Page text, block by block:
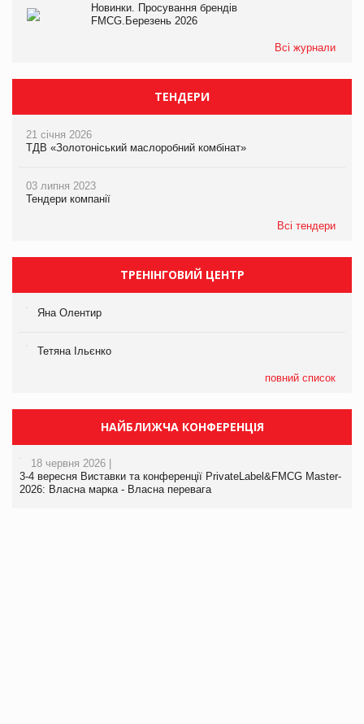
Новинки. Просування брендів
FMCG.Березень 2026
Всі журнали
ТЕНДЕРИ
21 січня 2026
ТДВ «Золотоніський маслоробний комбінат»
03 липня 2023
Тендери компанії
Всі тендери
ТРЕНІНГОВИЙ ЦЕНТР
Яна Олентир
Тетяна Ільєнко
повний список
НАЙБЛИЖЧА КОНФЕРЕНЦІЯ
18 червня 2026 |
3-4 вересня Виставки та конференції PrivateLabel&FMCG Master-
2026: Власна марка - Власна перевага